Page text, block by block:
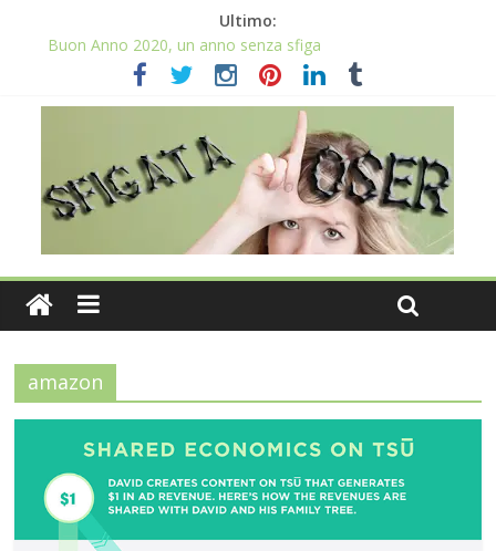
Ultimo:
Buon Anno 2020, un anno senza sfiga
Come gestire la fortuna ai giochi
Qual è il numero più sfortunato? Info e curiosità nel post
La sfortuna mi perseguita anche con la spesa
Il 2020 anno bisestile porta sfortuna davvero?
amazon